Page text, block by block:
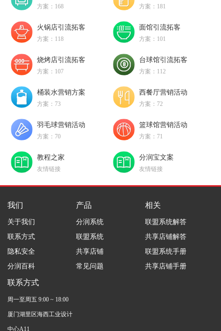
方案：168 方案：181
火锅店引流拓客
方案：118
面馆引流拓客
方案：101
烧烤店引流拓客
方案：107
台球馆引流拓客
方案：112
桶装水营销方案
方案：73
西餐厅营销活动
方案：72
羽毛球营销活动
方案：70
篮球馆营销活动
方案：71
教程之家
友情链接
分润宝文案
友情链接
我们
关于我们
联系方式
隐私安全
分润百科
产品
分润系统
联盟系统
共享店铺
常见问题
相关
联盟系统解答
共享店铺解答
联盟系统手册
共享店铺手册
联系方式
周一至周五 9:00 ~ 18:00
厦门湖里区海西工业设计
中心A11